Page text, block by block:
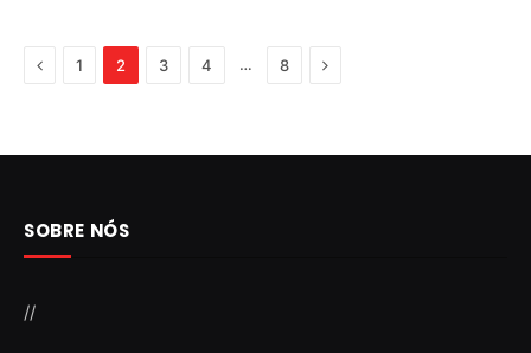
Previous
1 2 3 4 … 8 Next
SOBRE NÓS
//